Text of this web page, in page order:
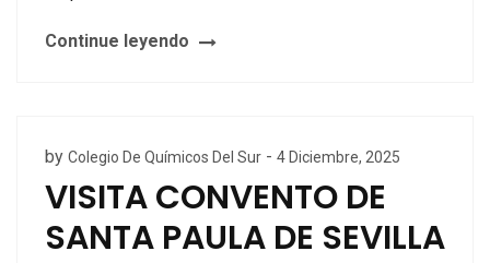
Continue leyendo
by Colegio De Químicos Del Sur - 4 Diciembre, 2025
VISITA CONVENTO DE
SANTA PAULA DE SEVILLA